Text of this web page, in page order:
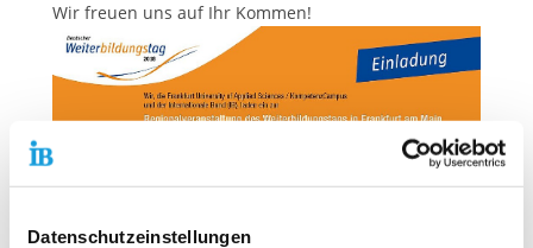
Datenschutzeinstellungen
Wir freuen uns auf Ihr Kommen!